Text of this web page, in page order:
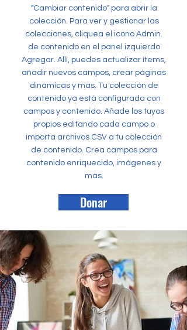
"Cambiar contenido" para abrir la
colección. Para ver y gestionar las
colecciones, cliquea el icono Admin.
de contenido en el panel izquierdo
Agregar. Allí, puedes actualizar ítems,
añadir nuevos campos, crear páginas
dinámicas y más. Tu colección de
contenido ya está configurada con
campos y contenido. Añade los tuyos
propios editando cada campo o
importa archivos CSV a tu colección
de contenido. Crea campos para
contenido enriquecido, imágenes y
más.
Donar